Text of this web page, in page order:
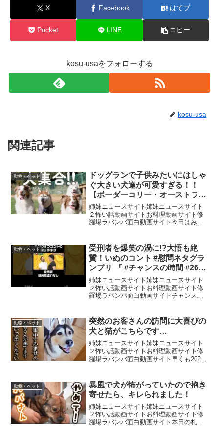
X Facebook はてブ
Pocket LINE コピー
kosu-usaをフォローする
kosu-usa
関連記事
動物・ペット
ドッグランで子供みたいにはしゃ
ぐ大きい犬達が可愛すぎる！！
【ボーダーコリー・オーストラリ
アンシェパード・シベリアンハス
キー】
姉妹ニュースサイト姉妹ニュースサイト
２怖い話動画サイトお料理動画サイト修
羅場ラバンバ面白動画サイト今日はみん
ディですが毎週会ってます✨﹏﹏﹏﹏﹏
﹏﹏﹏﹏﹏﹏﹏﹏﹏﹏﹏﹏...
動物・ペット
受刑者を爆笑の渦に!?大悟も絶
賛！いぬのコント #慰問ネタグラ
ンプリ 『 #チャンスの時間 #260
』#ABEMA で無料配信中 #千鳥 #
ノブ #大悟 #shorts
姉妹ニュースサイト姉妹ニュースサイト
２怖い話動画サイトお料理動画サイト修
羅場ラバンバ面白動画サイトチャンスの
-...
動物・ペット
突然のお客さんの訪問に大喜びの
犬と猫がこちらです…
姉妹ニュースサイト姉妹ニュースサイト
２怖い話動画サイトお料理動画サイト修
羅場ラバンバ面白動画サイト早くも2026
手帳はもちろん、今回は素敵なステッカ
ーや使いやすいボール...
動物・ペット
暴風で犬が怖がっていたので抱き
寄せたら、キレられました！
姉妹ニュースサイト姉妹ニュースサイト
２怖い話動画サイトお料理動画サイト修
羅場ラバンバ面白動画サイト本日の札幌